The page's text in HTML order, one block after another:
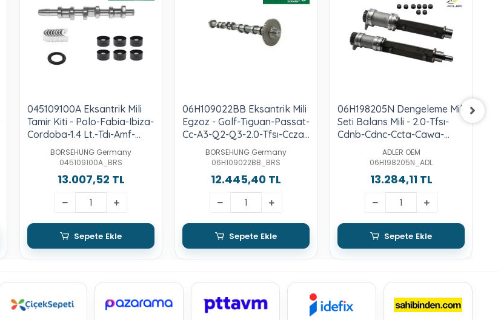
045109100A Eksantrik Mili
Tamir Kiti - Polo-Fabia-Ibiza-
Cordoba-1.4 Lt.-Tdı-Amf-
Bnm-BnvBORSEHUNG Germany
045109100A_BRS
13.007,52 TL
Sepete Ekle
06H109022BB Eksantrik Mili
Egzoz - Golf-Tiguan-Passat-
Cc-A3-Q2-Q3-2.0-Tfsı-Ccza-
B-Cawb-Ccta-Cjxb-C-D-F-G-
Cpsa-Cyfb-Djha-B-Dnue-F
BORSEHUNG Germany
06H109022BB_BRS
12.445,40 TL
Sepete Ekle
06H198205N Dengeleme Mil
Seti Balans Mili - 2.0-Tfsı-
Cdnb-Cdnc-Ccta-Cawa-
ADLER OEM
06H198205N_ADL
13.284,11 TL
Sepete Ekle